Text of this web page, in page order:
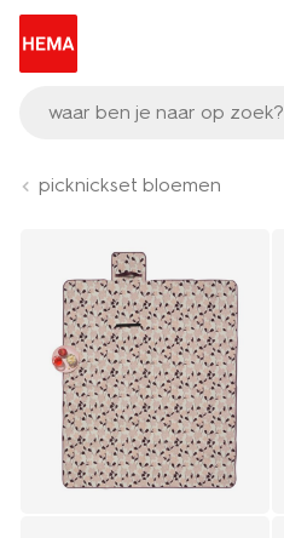
waar ben je naar op zoek?
picknickset bloemen
Product-
image